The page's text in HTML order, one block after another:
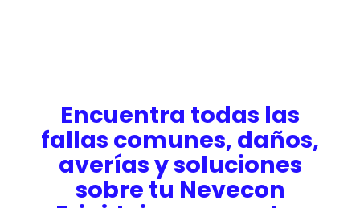
Encuentra todas las
fallas comunes, daños,
averías y soluciones
sobre tu Nevecon